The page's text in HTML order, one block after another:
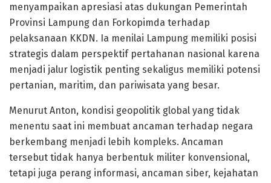
menyampaikan apresiasi atas dukungan Pemerintah
Provinsi Lampung dan Forkopimda terhadap
pelaksanaan KKDN. Ia menilai Lampung memiliki posisi
strategis dalam perspektif pertahanan nasional karena
menjadi jalur logistik penting sekaligus memiliki potensi
pertanian, maritim, dan pariwisata yang besar.
Menurut Anton, kondisi geopolitik global yang tidak
menentu saat ini membuat ancaman terhadap negara
berkembang menjadi lebih kompleks. Ancaman
tersebut tidak hanya berbentuk militer konvensional,
tetapi juga perang informasi, ancaman siber, kejahatan